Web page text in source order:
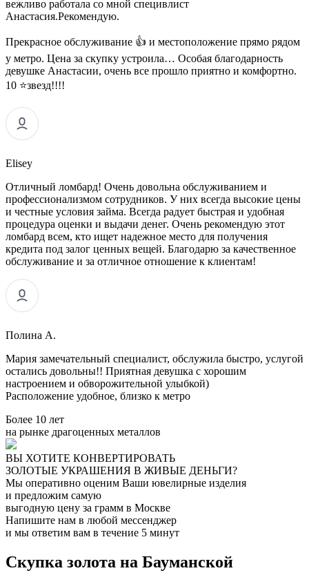
вежливо работала со мной специвлист
Анастасия.Рекомендую.
Прекрасное обслуживание 👍 и местоположение прямо рядом
у метро. Цена за скупку устроила… Особая благодарность
девушке Анастасии, очень все прошло приятно и комфортно.
10 ⭐звезд!!!!
Elisey
Отличный ломбард! Очень довольна обслуживанием и
профессионализмом сотрудников. У них всегда высокие цены
и честные условия займа. Всегда радует быстрая и удобная
процедура оценки и выдачи денег. Очень рекомендую этот
ломбард всем, кто ищет надежное место для получения
кредита под залог ценных вещей. Благодарю за качественное
обслуживание и за отличное отношение к клиентам!
Полина А.
Мария замечательный специалист, обслужила быстро, услугой
остались довольны!! Приятная девушка с хорошим
настроением и обворожительной улыбкой)
Расположение удобное, близко к метро
Более 10 лет
на рынке драгоценных металлов
ВЫ ХОТИТЕ КОНВЕРТИРОВАТЬ
ЗОЛОТЫЕ УКРАШЕНИЯ В ЖИВЫЕ ДЕНЬГИ?
Мы оперативно оценим Ваши ювелирные изделия
и предложим самую
выгодную цену за грамм в Москве
Напишите нам в любой мессенджер
и мы ответим вам в течение 5 минут
Скупка золота на Бауманской